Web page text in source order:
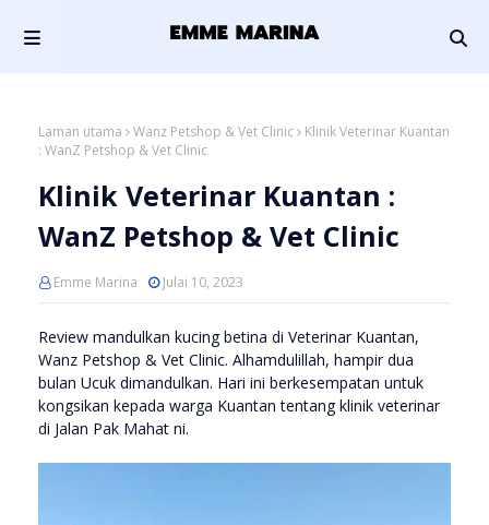
Laman utama Wanz Petshop & Vet Clinic
Klinik Veterinar Kuantan
: WanZ Petshop & Vet Clinic
Klinik Veterinar Kuantan :
WanZ Petshop & Vet Clinic
Emme Marina Julai 10, 2023
Review mandulkan kucing betina di Veterinar Kuantan,
Wanz Petshop & Vet Clinic. Alhamdulillah, hampir dua
bulan Ucuk dimandulkan. Hari ini berkesempatan untuk
kongsikan kepada warga Kuantan tentang klinik veterinar
di Jalan Pak Mahat ni.